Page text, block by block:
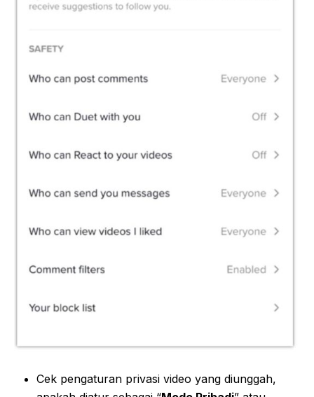
Cek pengaturan privasi video yang diunggah,